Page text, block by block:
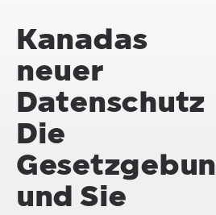
Kanadas
neuer
Datenschutz
Die
und Sie